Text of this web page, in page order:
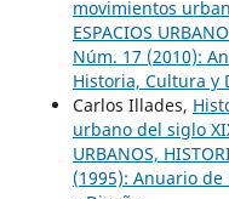
movimientos
ESPACIOS
Núm. 17 (2010):
Historia, Cultura y
Carlos Illades,
urbano del siglo
URBANOS,
(1995): Anuario